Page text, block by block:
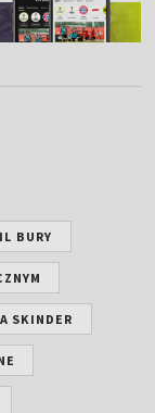
BURY
SKINDER